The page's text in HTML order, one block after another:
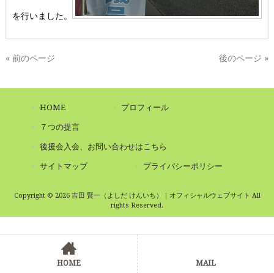
を行いました。
« 前のページ 後のページ »
HOME プロフィール
７つの提言
後援会入会、お問い合わせはこちら
サイトマップ プライバシーポリシー
Copyright © 2026 吉田 賢一（よしだ けんいち）｜オフィシャルウェブサイト All
rights Reserved.
HOME MAIL